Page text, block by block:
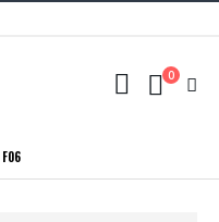
0
F06